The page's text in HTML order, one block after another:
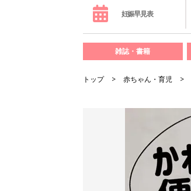
妊娠早見表
雑誌・書籍
トップ 赤ちゃん・育児